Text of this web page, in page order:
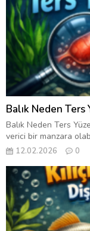
Balık Neden Ters
Balık Neden Ters
verici bir manzara
12.02.2026 0